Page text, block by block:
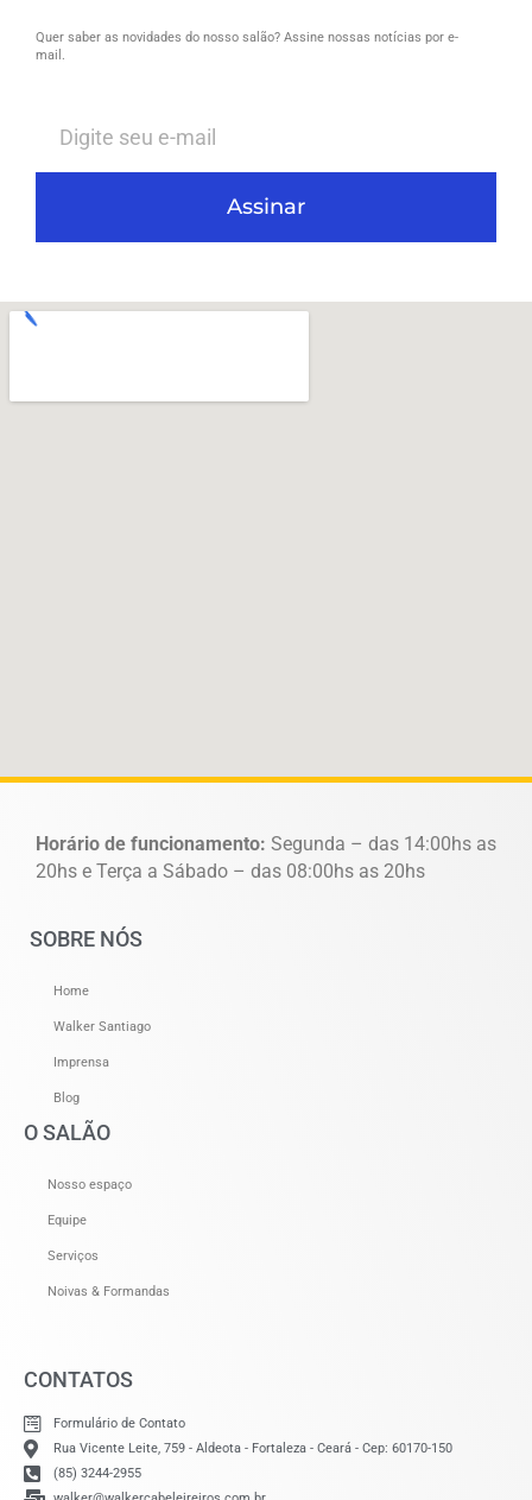
Quer saber as novidades do nosso salão? Assine nossas notícias por e-
mail.
Assinar
Horário de funcionamento: Segunda – das 14:00hs as
20hs e Terça a Sábado – das 08:00hs as 20hs
SOBRE NÓS
Home
Walker Santiago
Imprensa
Blog
O SALÃO
Nosso espaço
Equipe
Serviços
Noivas & Formandas
CONTATOS
Formulário de Contato
Rua Vicente Leite, 759 - Aldeota - Fortaleza - Ceará - Cep: 60170-150
(85) 3244-2955